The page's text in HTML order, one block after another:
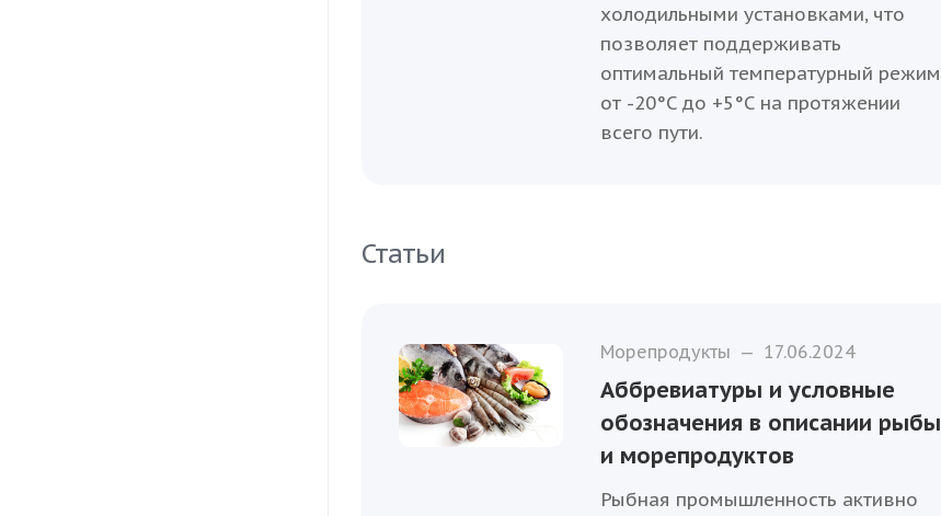
холодильными установками, что
позволяет поддерживать
оптимальный температурный режим
от -20°C до +5°C на протяжении
всего пути.
Статьи
Морепродукты — 17.06.2024
Аббревиатуры и условные
обозначения в описании рыбы
и морепродуктов
Рыбная промышленность активно